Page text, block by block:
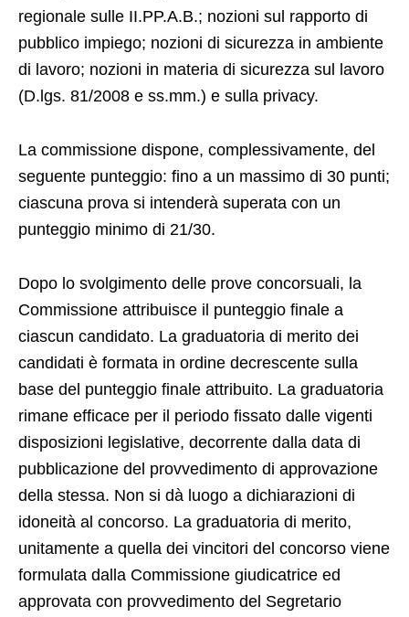
regionale sulle II.PP.A.B.; nozioni sul rapporto di
pubblico impiego; nozioni di sicurezza in ambiente
di lavoro; nozioni in materia di sicurezza sul lavoro
(D.lgs. 81/2008 e ss.mm.) e sulla privacy.
La commissione dispone, complessivamente, del
seguente punteggio: fino a un massimo di 30 punti;
ciascuna prova si intenderà superata con un
punteggio minimo di 21/30.
Dopo lo svolgimento delle prove concorsuali, la
Commissione attribuisce il punteggio finale a
ciascun candidato. La graduatoria di merito dei
candidati è formata in ordine decrescente sulla
base del punteggio finale attribuito. La graduatoria
rimane efficace per il periodo fissato dalle vigenti
disposizioni legislative, decorrente dalla data di
pubblicazione del provvedimento di approvazione
della stessa. Non si dà luogo a dichiarazioni di
idoneità al concorso. La graduatoria di merito,
unitamente a quella dei vincitori del concorso viene
formulata dalla Commissione giudicatrice ed
approvata con provvedimento del Segretario